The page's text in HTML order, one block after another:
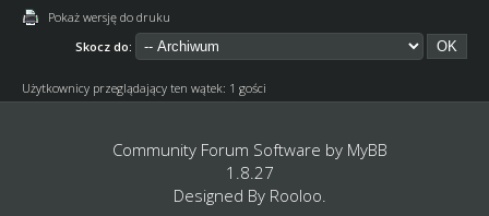
Pokaż wersję do druku
Skocz do:
Użytkownicy przeglądający ten wątek: 1 gości
Community Forum Software by MyBB
1.8.27
Designed By Rooloo